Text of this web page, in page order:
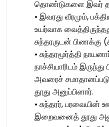
தொண்டுகளை இவர்
• இவரது வீரமும்,
உயர்வாக
சுந்தரருடன் பிணக்கு
• சுந்தரமூர்த்தி
நாச்சியாரிடம்
அவரைச்
தூது அனுப்பினார்.
• சுந்தரர்,
இறைவனைத் தூது